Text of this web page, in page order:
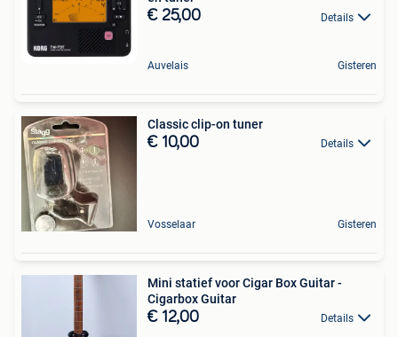
€ 25,00 Details
Auvelais Gisteren
Classic clip-on tuner
€ 10,00 Details
Vosselaar Gisteren
Mini statief voor Cigar Box Guitar -
Cigarbox Guitar
€ 12,00 Details